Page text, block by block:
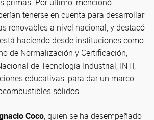
tenerse en cuenta para desarrollar
renovables a nivel nacional, y destacó
haciendo desde instituciones como
de Normalización y Certificación,
de Tecnología Industrial, INTI,
educativas, para dar un marco
sólidos.
Coco, quien se ha desempeñado